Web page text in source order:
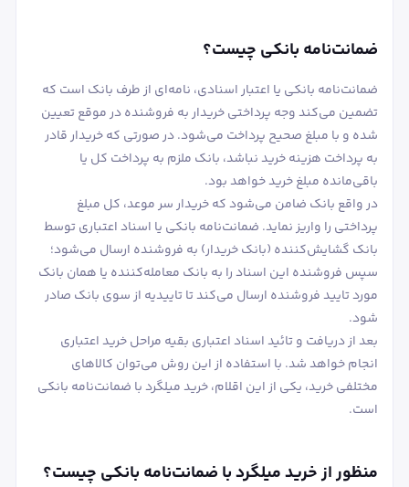
ضمانت‌نامه بانکی چیست؟
ضمانت‌نامه بانکی یا اعتبار اسنادی، نامه‌ای از طرف بانک است که
تضمین می‌کند وجه پرداختی خریدار به فروشنده در موقع تعیین
شده و با مبلغ صحیح پرداخت می‌شود. در صورتی که خریدار قادر
به پرداخت هزینه خرید نباشد، بانک ملزم به پرداخت کل یا
باقی‌مانده مبلغ خرید خواهد بود.
در واقع بانک ضامن می‌شود که خریدار سر موعد، کل مبلغ
پرداختی را واریز نماید. ضمانت‌نامه بانکی یا اسناد اعتباری توسط
بانک گشایش‌کننده (بانک خریدار) به فروشنده ارسال می‌شود؛
سپس فروشنده این اسناد را به بانک معامله‌کننده یا همان بانک
مورد تایید فروشنده ارسال می‌کند تا تاییدیه از سوی بانک صادر
شود.
بعد از دریافت و تائید اسناد اعتباری بقیه مراحل خرید اعتباری
انجام خواهد شد. با استفاده از این روش می‌توان کالاهای
مختلفی خرید، یکی از این اقلام، خرید میلگرد با ضمانت‌نامه بانکی
است.
منظور از خرید میلگرد با ضمانت‌نامه بانکی چیست؟